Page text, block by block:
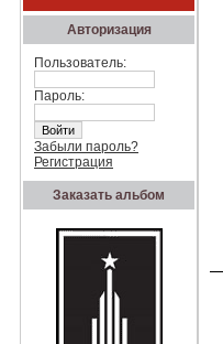
Авторизация
Пользователь:
Пароль:
Забыли пароль?
Регистрация
Заказать альбом